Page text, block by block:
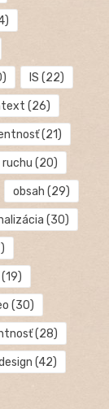
IS (22)
(26)
(21)
(20)
obsah (29)
(30)
(30)
(28)
(42)